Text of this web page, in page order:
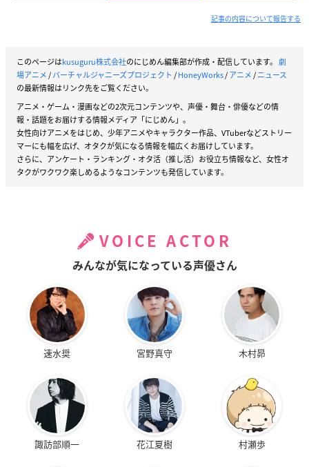
記事の内容について報告する
このページはkusuguru株式会社のにじめん編集部が作成・配信しています。 劇
場アニメ/バーチャルジャニーズプロジェクト /HoneyWorks/アニメ/ニュース
の最新情報はリンク先をご覧ください。
アニメ・ゲーム・漫画などの2次元コンテンツや、声優・舞台・俳優などの情
報・話題をお届けする情報メディア「にじめん」。
女性向けアニメをはじめ、少年アニメやキャラクター作品、VTuberなどストリー
マーにも幅を広げ、オタクが気になる情報を幅広くお届けしています。
さらに、アンケート・ランキング・オタ活（推し活）お役立ち情報など、女性オ
タクがワクワク楽しめるようなコンテンツも発信しています。
VOICE ACTOR
みんなが気になっている声優さん
速水奨 宮野真守 木村昴
諏訪部順一 花江夏樹 村瀬歩